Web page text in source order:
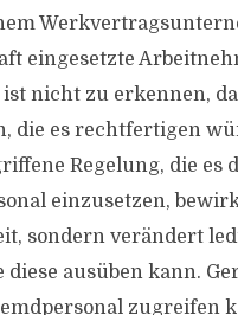
eingesetzte
nicht zu erkennen,
die es rechtfertigen
Regelung, die
einzusetzen,
sondern verändert
ausüben kann.
zugreifen